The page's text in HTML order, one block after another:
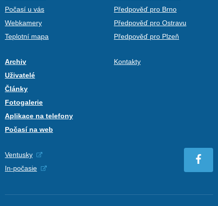
Počasí u vás
Webkamery
Teplotní mapa
Předpověď pro Brno
Předpověď pro Ostravu
Předpověď pro Plzeň
Archiv
Uživatelé
Články
Fotogalerie
Aplikace na telefony
Počasí na web
Kontakty
Ventusky
In-počasie